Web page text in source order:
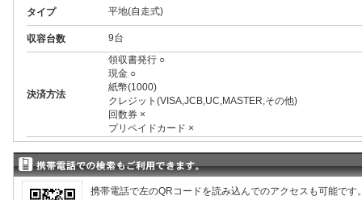
タイプ
平地(自走式)
収容台数 9台
決済方法
領収書発行 ○
現金 ○
紙幣(1000)
クレジット(VISA,JCB,UC,MASTER,その他)
回数券 ×
プリペイドカード ×
制限事項
3ナンバー ○
RV ○
1BOX ○
高 2.10m まで
携帯電話で左のQRコードを読み込んでのアクセスも可能です